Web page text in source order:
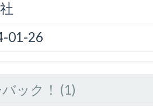
01-26
ック！ (1)